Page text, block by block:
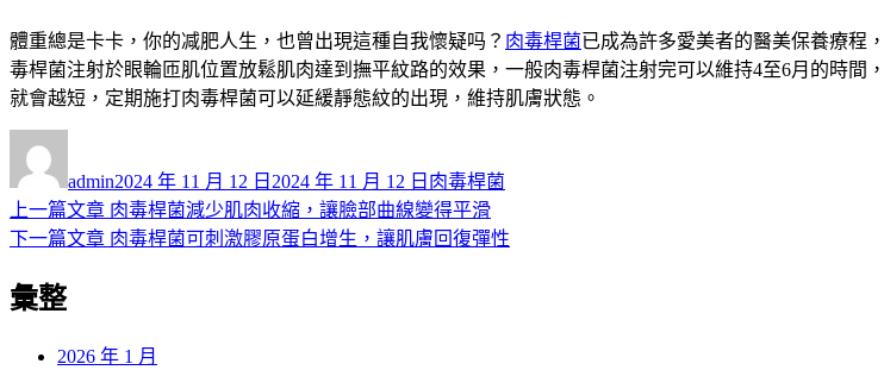
體重總是卡卡，你的减肥人生，也曾出現這種自我懷疑吗？ 肉毒桿菌已成為許多愛美者的醫美保養療程
毒桿菌注射於眼輪匝肌位置放鬆肌肉達到撫平紋路的效果，一般肉毒桿菌注射完可以維持4至6月的時
就會越短，定期施打肉毒桿菌可以延緩靜態紋的出現，維持肌膚狀態。
者
admin佈
日
期:
2024 年 11 月 12 日 2024 年 11 月 12 日 類
肉毒桿菌
文
章
導
上一篇文章 上
一
肉毒桿菌減少肌肉收縮，讓臉部曲線變得平滑
下一篇文章 下
章:
肉毒桿菌可刺激膠原蛋白增生，讓肌膚回復彈性
彙整
2026 年 1 月